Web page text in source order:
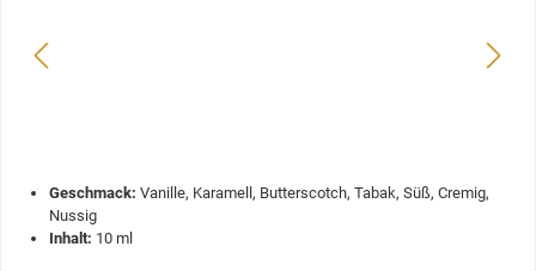
Geschmack: Vanille, Karamell, Butterscotch, Tabak, Süß, Cremig,
Nussig
Inhalt: 10 ml